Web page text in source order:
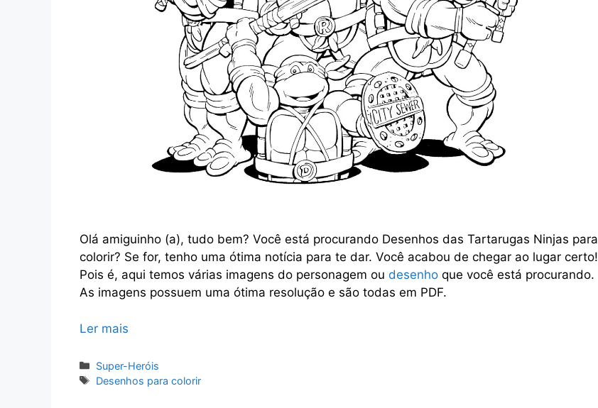
Olá amiguinho (a), tudo bem? Você está procurando Desenhos das Tartarugas Ninjas para
colorir? Se for, tenho uma ótima notícia para te dar. Você acabou de chegar ao lugar certo!
Pois é, aqui temos várias imagens do personagem ou desenho que você está procurando.
As imagens possuem uma ótima resolução e são todas em PDF.
Ler mais
Categorias
Super-Heróis
Tags
Desenhos para colorir